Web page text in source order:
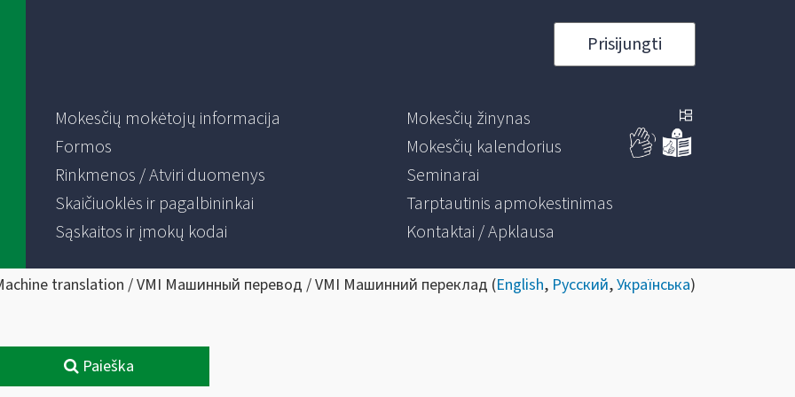
Prisijungti
Mokesčių mokėtojų informacija
Formos
Rinkmenos / Atviri duomenys
Skaičiuoklės ir pagalbininkai
Sąskaitos ir įmokų kodai
Mokesčių žinynas
Mokesčių kalendorius
Seminarai
Tarptautinis apmokestinimas
Kontaktai / Apklausa
translation / VMI Машинный перевод / VMI Машинний переклад (English, Русский,Українська)
Paieška